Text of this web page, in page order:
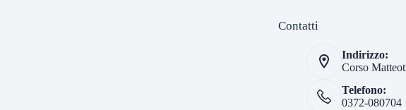
Contatti
Indirizzo:
Corso
Telefono:
0372-080704